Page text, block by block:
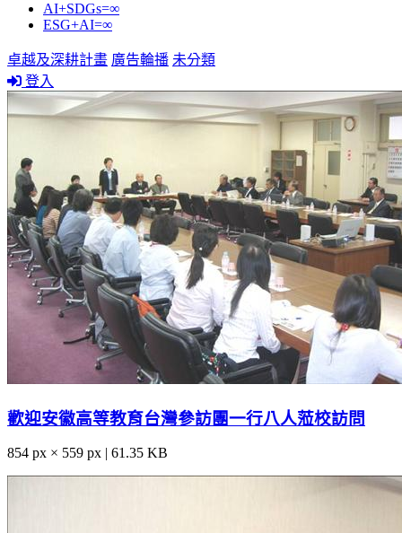
AI+SDGs=∞
ESG+AI=∞
卓越及深耕計畫 廣告輪播 未分類
登入
歡迎安徽高等教育台灣參訪團一行八人蒞校訪問
854 px × 559 px | 61.35 KB